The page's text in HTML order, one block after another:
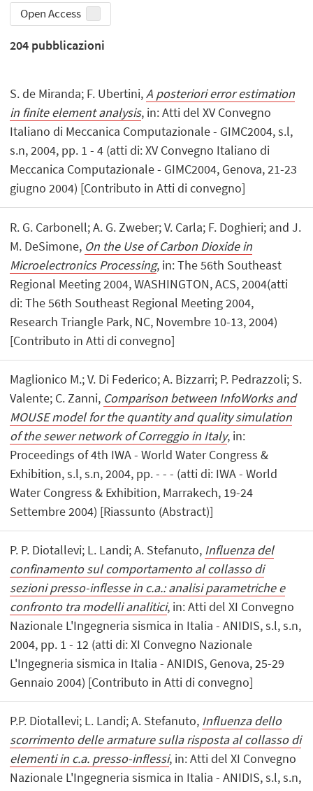
Open Access
204 pubblicazioni
S. de Miranda; F. Ubertini,A posteriori error estimation
in finite element analysis, in: Atti del XV Convegno
Italiano di Meccanica Computazionale - GIMC2004, s.l,
s.n, 2004, pp. 1 - 4 (atti di: XV Convegno Italiano di
Meccanica Computazionale - GIMC2004, Genova, 21-23
giugno 2004) [Contributo in Atti di convegno]
R. G. Carbonell; A. G. Zweber; V. Carla; F. Doghieri; and J.
M. DeSimone, On the Use of Carbon Dioxide in
Microelectronics Processing, in: The 56th Southeast
Regional Meeting 2004, WASHINGTON, ACS, 2004(atti
di: The 56th Southeast Regional Meeting 2004,
Research Triangle Park, NC, Novembre 10-13, 2004)
[Contributo in Atti di convegno]
Maglionico M.; V. Di Federico; A. Bizzarri; P. Pedrazzoli; S.
Valente; C. Zanni, Comparison between InfoWorks and
MOUSE model for the quantity and quality simulation
of the sewer network of Correggio in Italy, in:
Proceedings of 4th IWA - World Water Congress &
Exhibition, s.l, s.n, 2004, pp. - - - (atti di: IWA - World
Water Congress & Exhibition, Marrakech, 19-24
Settembre 2004) [Riassunto (Abstract)]
P. P. Diotallevi; L. Landi; A. Stefanuto, Influenza del
confinamento sul comportamento al collasso di
sezioni presso-inflesse in c.a.: analisi parametriche e
confronto tra modelli analitici, in: Atti del XI Convegno
Nazionale L'Ingegneria sismica in Italia - ANIDIS, s.l, s.n,
2004, pp. 1 - 12 (atti di: XI Convegno Nazionale
L'Ingegneria sismica in Italia - ANIDIS, Genova, 25-29
Gennaio 2004) [Contributo in Atti di convegno]
P.P. Diotallevi; L. Landi; A. Stefanuto, Influenza dello
scorrimento delle armature sulla risposta al collasso di
elementi in c.a. presso-inflessi, in: Atti del XI Convegno
Nazionale L'Ingegneria sismica in Italia - ANIDIS, s.l, s.n,